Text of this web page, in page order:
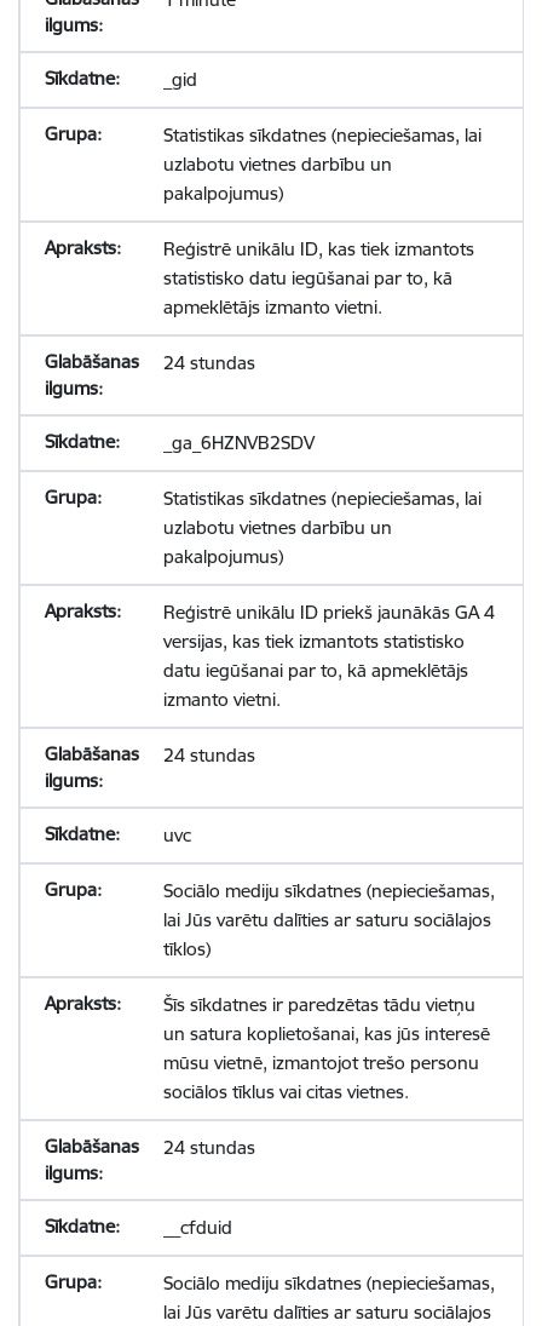
_gid
Statistikas sīkdatnes (nepieciešamas, lai
uzlabotu vietnes darbību un
pakalpojumus)
Reģistrē unikālu ID, kas tiek izmantots
statistisko datu iegūšanai par to, kā
apmeklētājs izmanto vietni.
24 stundas
_ga_6HZNVB2SDV
Statistikas sīkdatnes (nepieciešamas, lai
uzlabotu vietnes darbību un
pakalpojumus)
Reģistrē unikālu ID priekš jaunākās GA 4
versijas, kas tiek izmantots statistisko
datu iegūšanai par to, kā apmeklētājs
izmanto vietni.
24 stundas
uvc
Sociālo mediju sīkdatnes (nepieciešamas,
lai Jūs varētu dalīties ar saturu sociālajos
tīklos)
Šīs sīkdatnes ir paredzētas tādu vietņu
un satura koplietošanai, kas jūs interesē
mūsu vietnē, izmantojot trešo personu
sociālos tīklus vai citas vietnes.
24 stundas
__cfduid
Sociālo mediju sīkdatnes (nepieciešamas,
lai Jūs varētu dalīties ar saturu sociālajos